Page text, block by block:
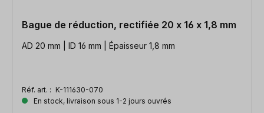
Bague de réduction, rectifiée 20 x 16 x 1,8 mm
AD 20 mm | ID 16 mm | Épaisseur 1,8 mm
Réf. art. : K-111630-070
En stock, livraison sous 1-2 jours ouvrés